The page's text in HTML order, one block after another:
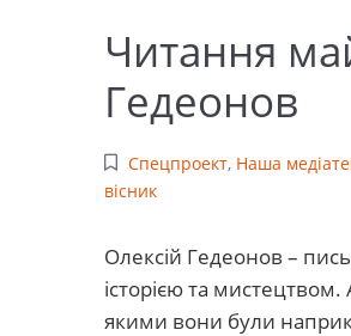
Читання
Гедеонов
Спецпроект, Наша
вісник
Олексій Гедеонов –
історією та
якими вони були